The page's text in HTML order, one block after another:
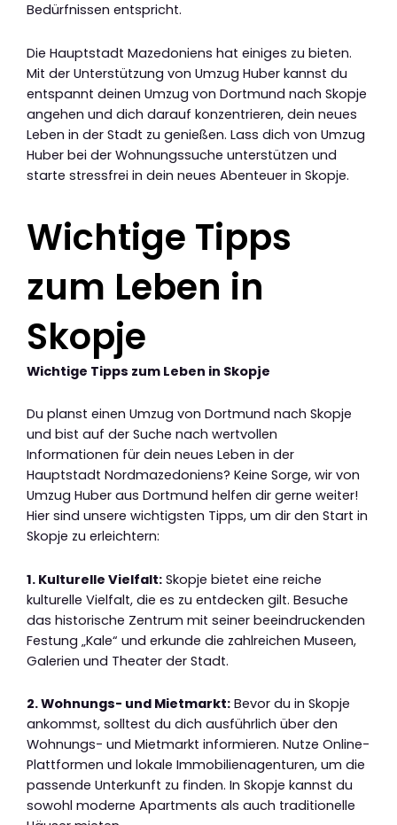
Bedürfnissen entspricht.
Die Hauptstadt Mazedoniens hat einiges zu bieten.
Mit der Unterstützung von Umzug Huber kannst du
entspannt deinen Umzug von Dortmund nach Skopje
angehen und dich darauf konzentrieren, dein neues
Leben in der Stadt zu genießen. Lass dich von Umzug
Huber bei der Wohnungssuche unterstützen und
starte stressfrei in dein neues Abenteuer in Skopje.
Wichtige Tipps
zum Leben in
Skopje
Wichtige Tipps zum Leben in Skopje
Du planst einen Umzug von Dortmund nach Skopje
und bist auf der Suche nach wertvollen
Informationen für dein neues Leben in der
Hauptstadt Nordmazedoniens? Keine Sorge, wir von
Umzug Huber aus Dortmund helfen dir gerne weiter!
Hier sind unsere wichtigsten Tipps, um dir den Start in
Skopje zu erleichtern:
1. Kulturelle Vielfalt: Skopje bietet eine reiche
kulturelle Vielfalt, die es zu entdecken gilt. Besuche
das historische Zentrum mit seiner beeindruckenden
Festung „Kale“ und erkunde die zahlreichen Museen,
Galerien und Theater der Stadt.
2. Wohnungs- und Mietmarkt: Bevor du in Skopje
ankommst, solltest du dich ausführlich über den
Wohnungs- und Mietmarkt informieren. Nutze Online-
Plattformen und lokale Immobilienagenturen, um die
passende Unterkunft zu finden. In Skopje kannst du
sowohl moderne Apartments als auch traditionelle